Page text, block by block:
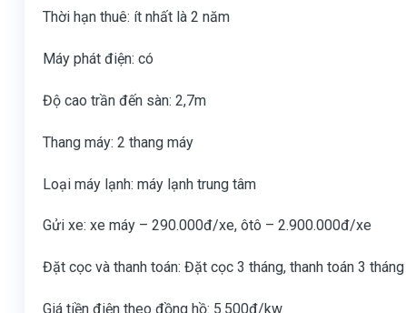
Thời hạn thuê: ít nhất là 2 năm
Máy phát điện: có
Độ cao trần đến sàn: 2,7m
Thang máy: 2 thang máy
Loại máy lạnh: máy lạnh trung tâm
Gửi xe: xe máy – 290.000đ/xe, ôtô – 2.900.000đ/xe
Đặt cọc và thanh toán: Đặt cọc 3 tháng, thanh toán 3 tháng
Giá tiền điện theo đồng hồ: 5.500đ/kw